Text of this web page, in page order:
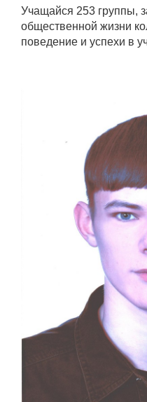
Учащайся 253 группы,
общественной жизни
поведение и успехи в